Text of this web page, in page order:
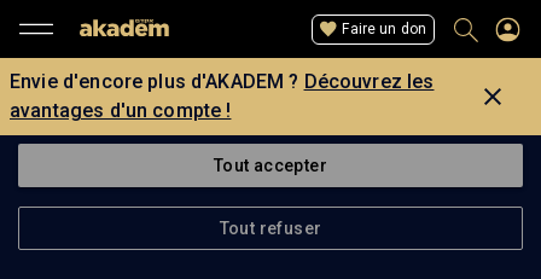
Faire un don
Envie d'encore plus d'AKADEM ? Découvrez les
avantages d'un compte !
Tout accepter
Tout refuser